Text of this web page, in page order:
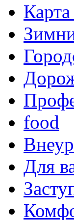
Карта
food
Для